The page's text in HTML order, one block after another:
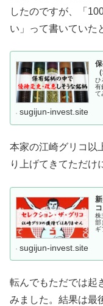
したのですが、「
い」って書いていた
ひ
有
て
sugijun-invest.site
本家の江崎グリコ以
り上げてきてただけ
株
部
ギ
sugijun-invest.site
転んでもただでは起
みました。結果は最